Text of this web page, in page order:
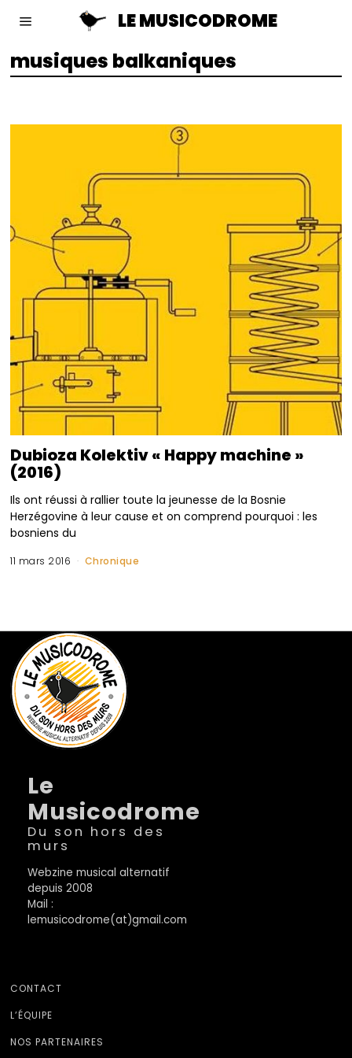
LE MUSICODROME
musiques balkaniques
Dubioza Kolektiv « Happy machine »
(2016)
Ils ont réussi à rallier toute la jeunesse de la Bosnie
Herzégovine à leur cause et on comprend pourquoi : les
bosniens du
11 mars 2016 Chronique
Le
Musicodrome
Du son hors des
murs
Webzine musical alternatif
depuis 2008
Mail :
lemusicodrome(at)gmail.com
CONTACT
L’ÉQUIPE
NOS PARTENAIRES